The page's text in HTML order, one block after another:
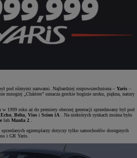
pod różnymi nazwami. Najbardziej rozpowszechniona – Yaris –
mnogiej „Chárites” oznacza greckie boginie uroku, piękna, natury
1999 roku aż do premiery obecnej generacji sprzedawany był pod
Echo, Belta, Vios i Scion iA . Na niektórych rynkach można było
lub Mazda 2 .
egzemplarzy dotyczy tylko samochodów dostępnych
i GR Yaris.